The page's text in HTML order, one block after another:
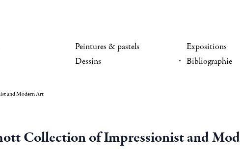
Peintures & pastels
Dessins
Expositions
Bibliographie
and Modern Art
Collection of Impressionist and